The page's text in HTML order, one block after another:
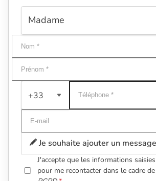
+33
Je souhaite ajouter un message
J'accepte que les informations
pour me recontacter dans le cadre